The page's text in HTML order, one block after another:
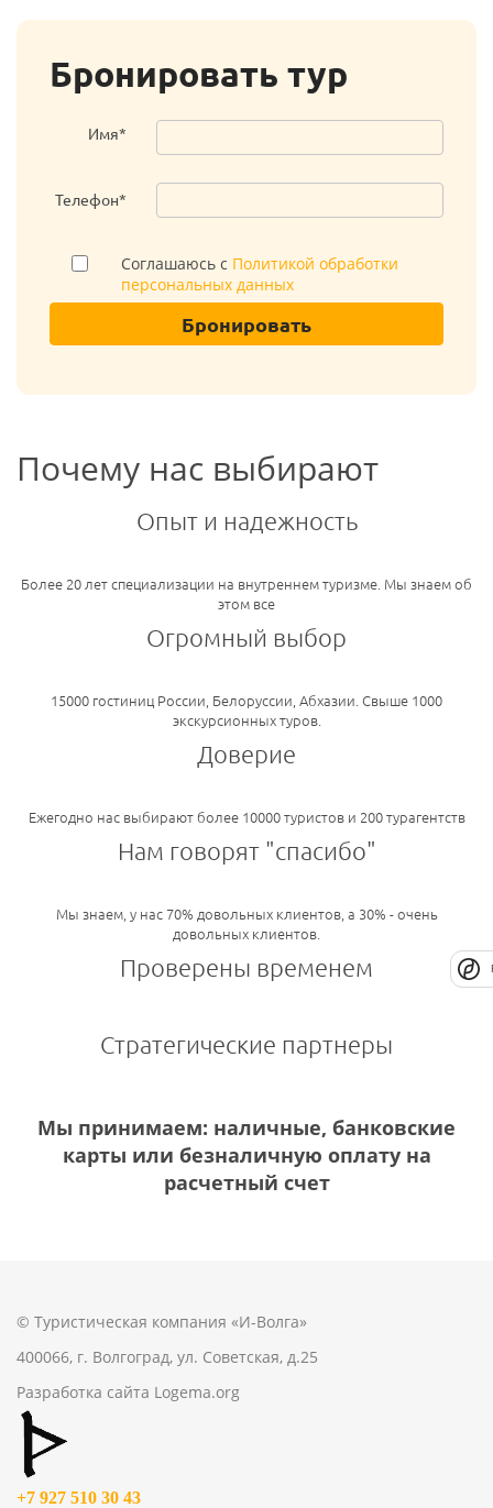
Бронировать тур
Имя*
Телефон*
Соглашаюсь с Политикой обработки
персональных данных
Бронировать
Почему нас выбирают
Опыт и надежность
Более 20 лет специализации на внутреннем туризме. Мы знаем об
этом все
Огромный выбор
15000 гостиниц России, Белоруссии, Абхазии. Свыше 1000
экскурсионных туров.
Доверие
Ежегодно нас выбирают более 10000 туристов и 200 турагентств
Нам говорят "спасибо"
Мы знаем, у нас 70% довольных клиентов, а 30% - очень
довольных клиентов.
Проверены временем
Стратегические партнеры
Мы принимаем: наличные, банковские
карты или безналичную оплату на
расчетный счет
© Туристическая компания «И-Волга»
400066, г. Волгоград, ул. Советская, д.25
Разработка сайта Logema.org
+7 927 510 30 43